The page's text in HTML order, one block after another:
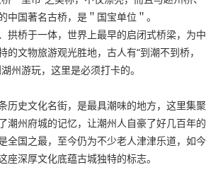
中国著名古桥，是＂国宝单位＂。
拱桥于一体，世界上最早的启闭式桥梁，为中
的文物旅游观光胜地，古人有“到潮不到桥，
州游玩，这里是必须打卡的。
历史文化名街，是最具潮味的地方，这里集聚
潮州府城的记忆，让潮州人自豪了好几百年的
全国之最，至今仍为不少老人津津乐道，如今
座深厚文化底蕴古城独特的标志。